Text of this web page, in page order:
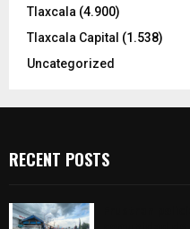
Tlaxcala (4.900)
Tlaxcala Capital (1.538)
Uncategorized
RECENT POSTS